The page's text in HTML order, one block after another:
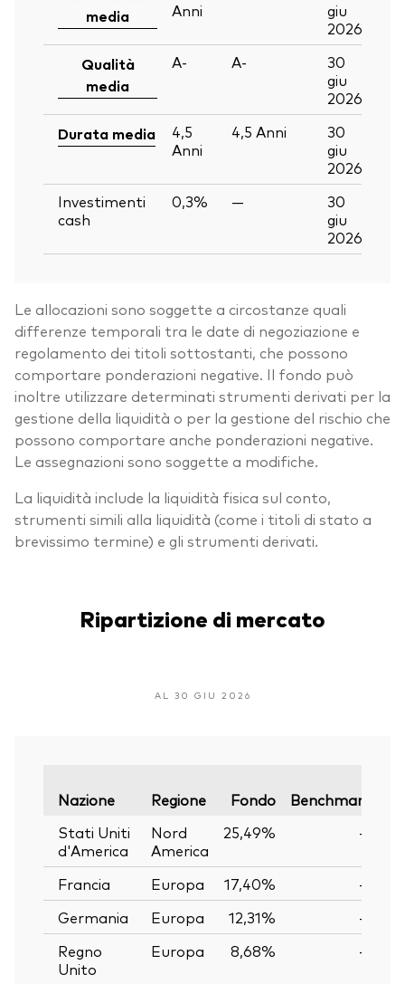
media
Anni
giu
2026
Qualità
media
A- A-
30
giu
2026
Durata media
4,5
Anni
4,5 Anni
30
giu
2026
Investimenti
cash
0,3% —
30
giu
2026
Le allocazioni sono soggette a circostanze quali
differenze temporali tra le date di negoziazione e
regolamento dei titoli sottostanti, che possono
comportare ponderazioni negative. Il fondo può
inoltre utilizzare determinati strumenti derivati per la
gestione della liquidità o per la gestione del rischio che
possono comportare anche ponderazioni negative.
Le assegnazioni sono soggette a modifiche.
La liquidità include la liquidità fisica sul conto,
strumenti simili alla liquidità (come i titoli di stato a
brevissimo termine) e gli strumenti derivati.
Ripartizione di mercato
AL 30 GIU 2026
Nazione Regione Fondo Benchmark
Stati Uniti
d'America
Nord
America
25,49% —
Francia Europa 17,40%
—
Germania
Europa 12,31%
—
Regno
Unito
Europa 8,68% —